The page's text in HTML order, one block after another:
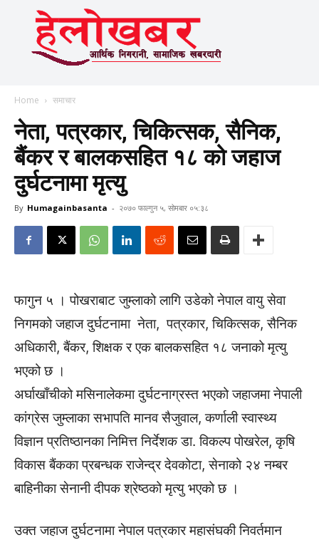
Home समाचार
नेता, पत्रकार, चिकित्सक, सैनिक,
बैंकर र बालकसहित १८ को जहाज
दुर्घटनामा मृत्यु
By Humagainbasanta - २०७० फाल्गुन ५, सोमबार ०५:३८
फागुन ५ । पोखराबाट जुम्लाको लागि उडेको नेपाल वायु सेवा
निगमको जहाज दुर्घटनामा नेता, पत्रकार, चिकित्सक, सैनिक
अधिकारी, बैंकर, शिक्षक र एक बालकसहित १८ जनाको मृत्यु
भएको छ ।
अर्घाखाँचीको मसिनालेकमा दुर्घटनाग्रस्त भएको जहाजमा नेपाली
कांग्रेस जुम्लाका सभापति मानव सैजुवाल, कर्णाली स्वास्थ्य
विज्ञान प्रतिष्ठानका निमित्त निर्देशक डा. विकल्प पोखरेल, कृषि
विकास बैंकका प्रबन्धक राजेन्द्र देवकोटा, सेनाको २४ नम्बर
बाहिनीका सेनानी दीपक श्रेष्ठको मृत्यु भएको छ ।
उक्त जहाज दुर्घटनामा नेपाल पत्रकार महासंघकी निवर्तमान